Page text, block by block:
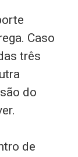
Caso
três
do
de